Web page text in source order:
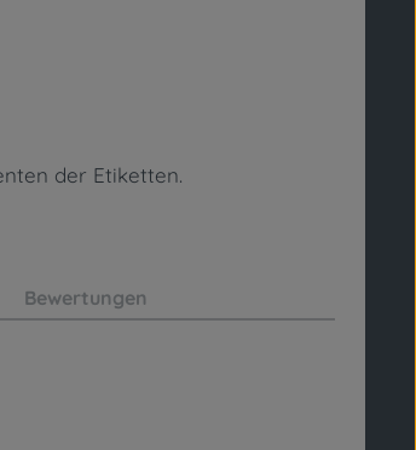
der Etiketten.
Bewertungen